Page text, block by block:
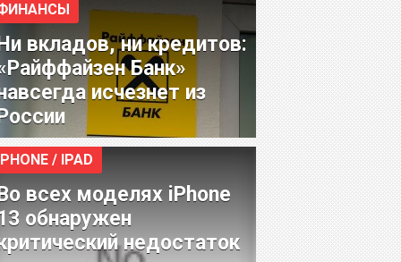
Ни вкладов, ни кредитов:
Банк»
исчезнет из
России
/ IPAD
Во всех моделях iPhone
обнаружен
недостаток